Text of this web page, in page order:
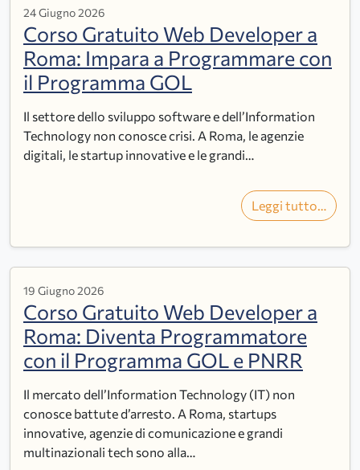
24 Giugno 2026
Corso Gratuito Web Developer a
Roma: Impara a Programmare con
il Programma GOL
Il settore dello sviluppo software e dell’Information
Technology non conosce crisi. A Roma, le agenzie
digitali, le startup innovative e le grandi…
Leggi tutto…
19 Giugno 2026
Corso Gratuito Web Developer a
Roma: Diventa Programmatore
con il Programma GOL e PNRR
Il mercato dell’Information Technology (IT) non
conosce battute d’arresto. A Roma, startups
innovative, agenzie di comunicazione e grandi
multinazionali tech sono alla…